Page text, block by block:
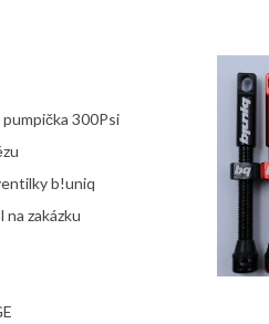
300Psi
b!uniq
zakázku